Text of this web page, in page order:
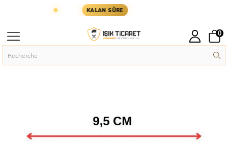
KALAN SÜRE KARGOYA YETİŞMESİ İÇİN KALAN
0
Page principal